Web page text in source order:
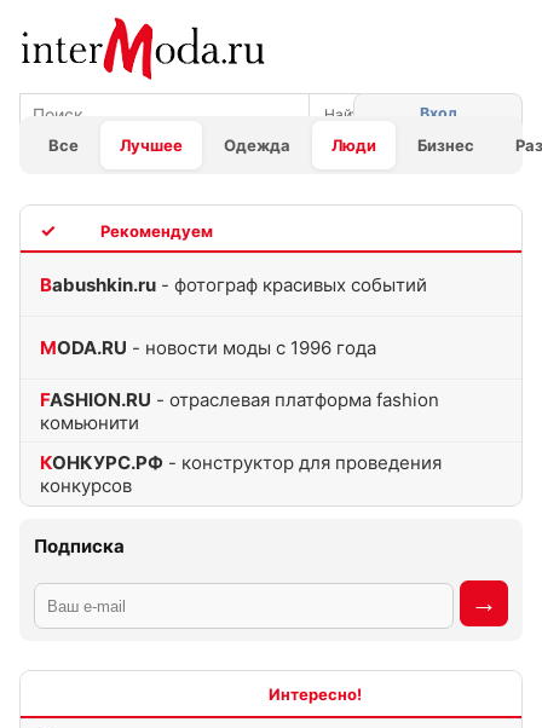
Все Лучшее Одежда Люди Бизнес
Вход
Babushkin.ru - фотограф красивых событий
MODA.RU - новости моды с 1996 года
FASHION.RU - отраслевая платформа fashion
комьюнити
КОНКУРС.РФ - конструктор для проведения
конкурсов
Подписка